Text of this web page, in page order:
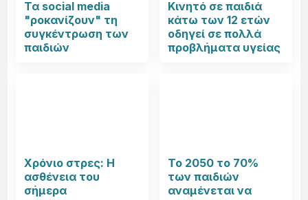
Τα social media
"ροκανίζουν" τη
συγκέντρωση των
παιδιών
Κινητό σε παιδιά
κάτω των 12 ετών
οδηγεί σε πολλά
προβλήματα υγείας
Χρόνιο στρες: Η
ασθένεια του
σήμερα
Το 2050 το 70%
των παιδιών
αναμένεται να